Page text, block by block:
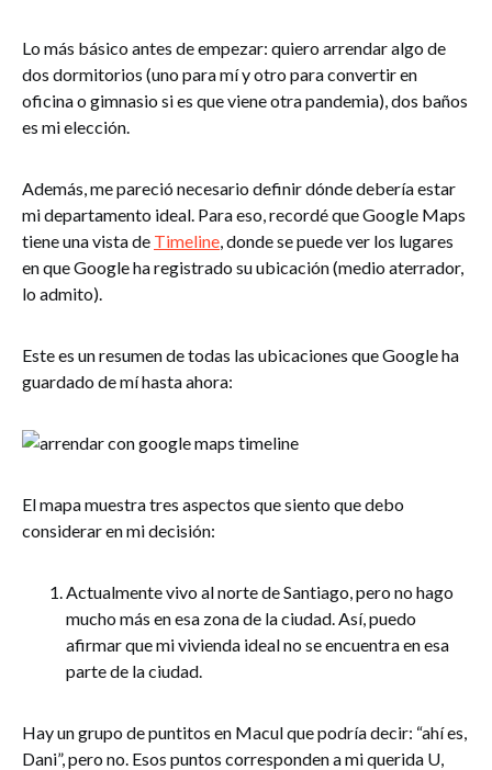
Lo más básico antes de empezar: quiero arrendar algo de
dos dormitorios (uno para mí y otro para convertir en
oficina o gimnasio si es que viene otra pandemia), dos baños
es mi elección.
Además, me pareció necesario definir dónde debería estar
mi departamento ideal. Para eso, recordé que Google Maps
tiene una vista de Timeline, donde se puede ver los lugares
en que Google ha registrado su ubicación (medio aterrador,
lo admito).
Este es un resumen de todas las ubicaciones que Google ha
guardado de mí hasta ahora:
El mapa muestra tres aspectos que siento que debo
considerar en mi decisión:
Actualmente vivo al norte de Santiago, pero no hago
mucho más en esa zona de la ciudad. Así, puedo
afirmar que mi vivienda ideal no se encuentra en esa
parte de la ciudad.
Hay un grupo de puntitos en Macul que podría decir: “ahí es,
Dani”, pero no. Esos puntos corresponden a mi querida U,